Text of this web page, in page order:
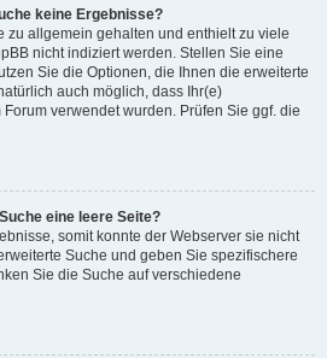
keine Ergebnisse?
zu allgemein gehalten und enthielt zu viele
nicht indiziert werden. Stellen Sie eine
Sie die Optionen, die Ihnen die erweiterte
auch möglich, dass Ihr(e)
verwendet wurden. Prüfen Sie ggf. die
eine leere Seite?
somit konnte der Webserver sie nicht
Suche und geben Sie spezifischere
Sie die Suche auf verschiedene